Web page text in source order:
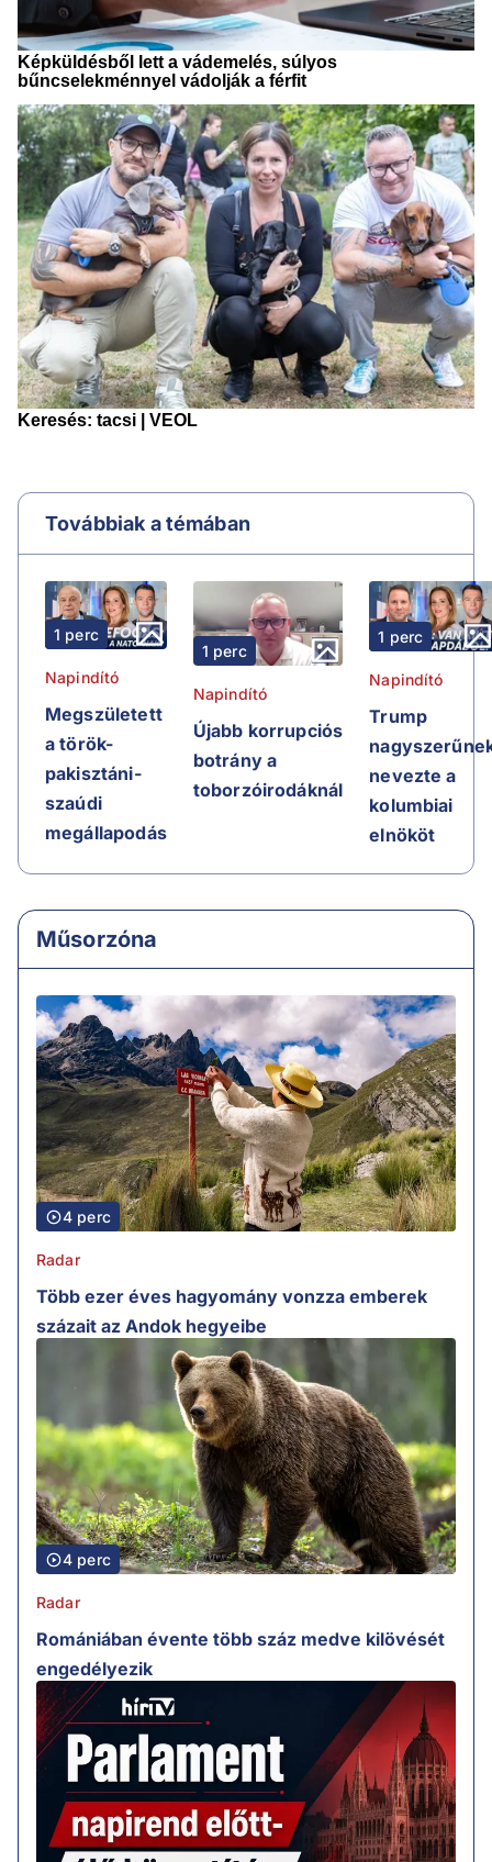
Továbbiak a témában
1 perc
Napindító
Megszületett
a török-
pakisztáni-
szaúdi
megállapodás
1 perc
Napindító
Újabb korrupciós
botrány a
toborzóirodáknál
1 perc
Napindító
Trump
nevezte a
kolumbiai
elnököt
Műsorzóna
4 perc
Radar
Több ezer éves hagyomány vonzza emberek
százait az Andok hegyeibe
4 perc
Radar
Romániában évente több száz medve kilövését
engedélyezik